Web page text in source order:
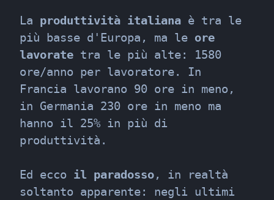
La produttività italiana è tra le
più basse d'Europa, ma le ore
lavorate tra le più alte: 1580
ore/anno per lavoratore. In
Francia lavorano 90 ore in meno,
in Germania 230 ore in meno ma
hanno il 25% in più di
produttività.
Ed ecco il paradosso, in realtà
soltanto apparente: negli ultimi